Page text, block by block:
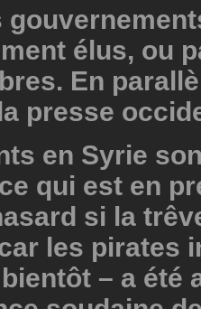
élus, ou
En
presse
en Syrie
qui est en
si la
les pirates
– a été